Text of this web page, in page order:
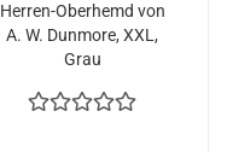
Herren-Oberhemd von
A. W. Dunmore, XXL,
Grau